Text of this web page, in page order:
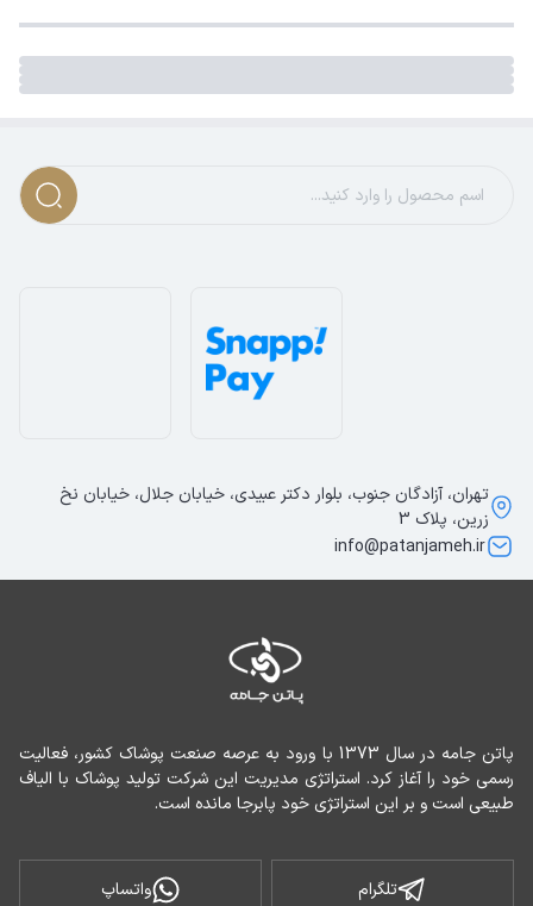
طبیعی است و بر این استراتژی خود پابرجا مانده است.
تلگرام واتساپ
تهران، آزادگان جنوب، بلوار دکتر عبیدی، خیابان جلال، خیابان نخ
زرین، پلاک 3
info@patanjameh.ir